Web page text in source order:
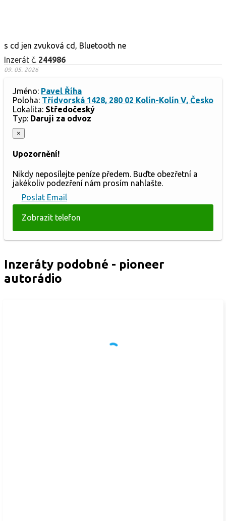
s cd jen zvuková cd, Bluetooth ne
Inzerát č. 244986
09. 05. 2026
Jméno: Pavel Říha
Poloha: Třídvorská 1428, 280 02 Kolín-Kolín V, Česko
Lokalita: Středočeský
Typ: Daruji za odvoz
×
Upozornění!
Nikdy neposílejte peníze předem. Buďte obezřetní a
jakékoliv podezření nám prosím nahlašte.
Poslat Email
Zobrazit telefon
Inzeráty podobné - pioneer
autorádio